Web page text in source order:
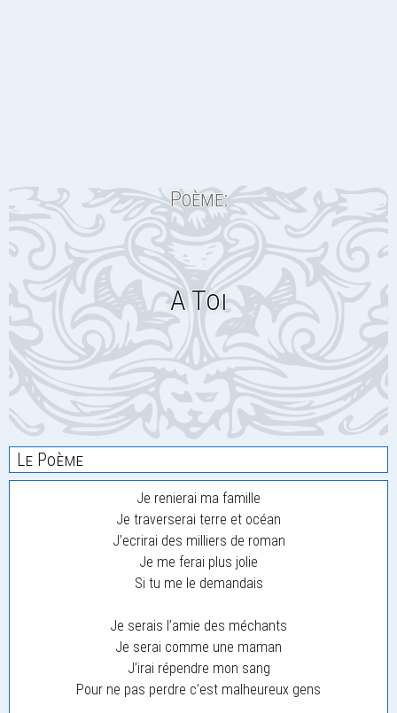
Poème:
A Toi
Le Poème
Je renierai ma famille
Je traverserai terre et océan
J’ecrirai des milliers de roman
Je me ferai plus jolie
Si tu me le demandais
Je serais l’amie des méchants
Je serai comme une maman
J’irai répendre mon sang
Pour ne pas perdre c’est malheureux gens